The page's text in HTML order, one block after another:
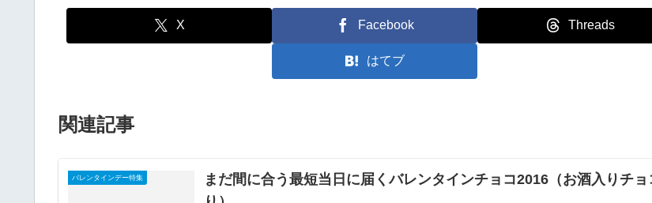
X Facebook Threads
はてブ
関連記事
バレンタインデー特集
まだ間に合う最短当日に届くバレンタインチョコ2016（お酒入りチョ